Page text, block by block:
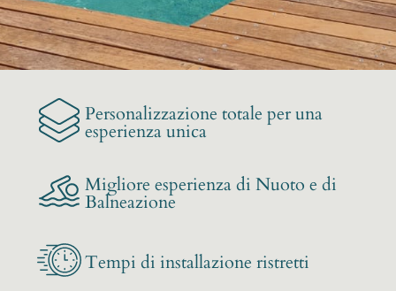
Personalizzazione totale per una
esperienza unica
Migliore esperienza di Nuoto e di
Balneazione
Tempi di installazione ristretti